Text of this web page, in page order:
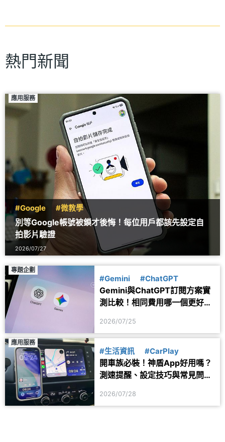
熱門新聞
應用服務
#Google #微教學
別等Google帳號被鎖才後悔！每位用戶都該先設定自
拍影片驗證
2026/07/27
專題企劃
#Gemini #ChatGPT
Gemini與ChatGPT訂閱方案實
測比較！相同費用哪一個更好
2026/07/25
應用服務
#生活資訊 #CarPlay
開車族必裝！神盾App好用嗎？
測速提醒、設定技巧與常見問題
2026/07/28